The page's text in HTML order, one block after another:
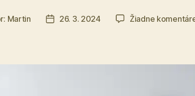
Martin
Dátum
26. 3. 2024 Žiadne